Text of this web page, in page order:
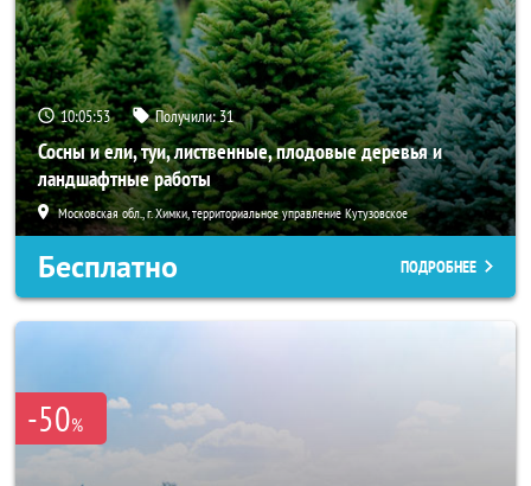
10:05:52 Получили:31
Сосны и ели, туи, лиственные, плодовые деревья и
ландшафтные работы
Московская обл., г. Химки, территориальное управление Кутузовское
Бесплатно ПОДРОБНЕЕ
-50%